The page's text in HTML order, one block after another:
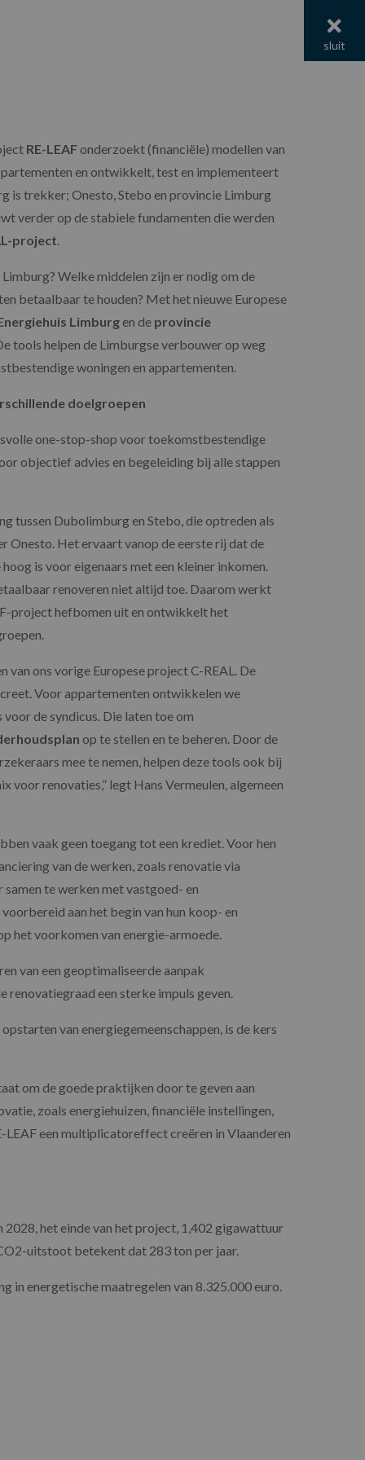
menu
sluit
RE-LEAFonderzoekt (financiële) modellen van
en ontwikkelt, test en implementeert
is trekker; Onesto, Stebo en provincie Limburg
verder op de stabiele fundamenten die werden
project.
Welke middelen zijn er nodig om de
betaalbaar te houden? Met het nieuwe Europese
Limburgen de provincie
tools helpen de Limburgse verbouwer op weg
woningen en appartementen.
doelgroepen
one-stop-shop voor toekomstbestendige
objectief advies en begeleiding bij alle stappen
tussen Dubolimburg en Stebo, die optreden als
Onesto. Het ervaart vanop de eerste rij dat de
is voor eigenaars met een kleiner inkomen.
renoveren niet altijd toe. Daarom werkt
project hefbomen uit en ontwikkelt het
van ons vorige Europese project C-REAL. De
Voor appartementen ontwikkelen we
de syndicus. Die laten toe om
op te stellen en te beheren. Door de
mee te nemen, helpen deze tools ook bij
voor renovaties,” legt Hans Vermeulen, algemeen
vaak geen toegang tot een krediet. Voor hen
van de werken, zoals renovatie via
samen te werken met vastgoed- en
aan het begin van hun koop- en
het voorkomen van energie-armoede.
van een geoptimaliseerde aanpak
renovatiegraad een sterke impuls geven.
van energiegemeenschappen, is de kers
om de goede praktijken door te geven aan
zoals energiehuizen, financiële instellingen,
LEAF een multiplicatoreffect creëren in Vlaanderen
het einde van het project, 1,402 gigawattuur
uitstoot betekent dat 283 ton per jaar.
in energetische maatregelen van 8.325.000 euro.